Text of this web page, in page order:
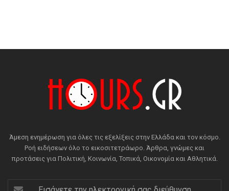
Άμεση ενημέρωση για όλες τις εξελίξεις στην Ελλάδα και τον κόσμο.
Ροή ειδήσεων όλο το εικοσιτετράωρο. Άρθρα, γνώμες και
προτάσεις για Πολιτική, Κοινωνία, Τοπικά, Οικονομία και Αθλητικά.
Εισάγετε